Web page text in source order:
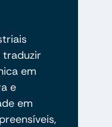
em
e
em